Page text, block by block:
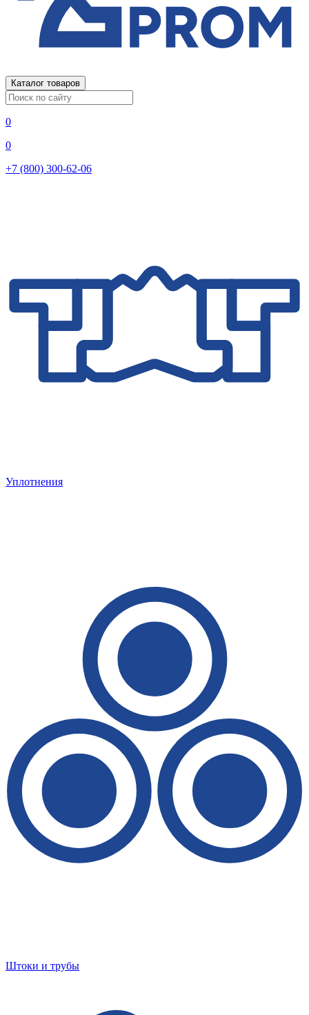
Каталог товаров
0
0
+7 (800) 300-62-06
Уплотнения
Штоки и трубы